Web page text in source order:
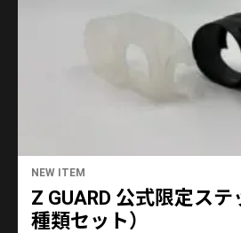
NEW ITEM
Z GUARD 公式限定ステ
種類セット）